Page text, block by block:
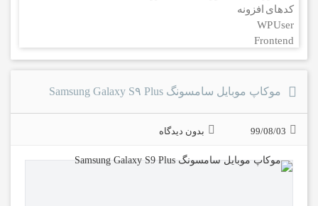
موکاپ موبایل سامسونگ Samsung Galaxy S۹ Plus
99/08/03 بدون دیدگاه